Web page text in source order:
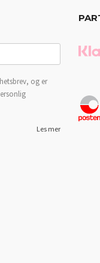
og er
Les mer